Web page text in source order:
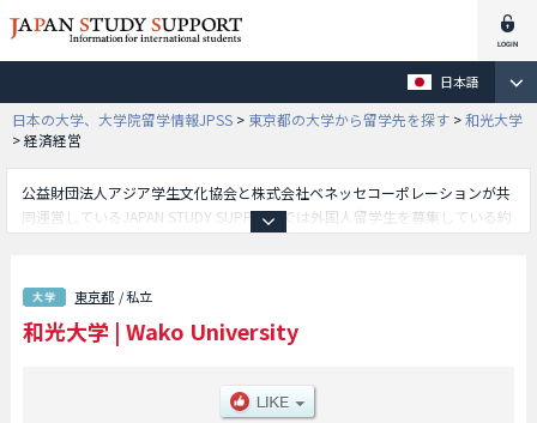
日本語
日本の大学、大学院留学情報JPSS > 東京都の大学から留学先を探す >和光大学
>経済経営
公益財団法人アジア学生文化協会と株式会社ベネッセコーポレーションが共
同運営しているJAPAN STUDY SUPPORTでは外国人留学生を募集している約
学部や経済経営学部等、学部別情報や、募集定員や合格者数など入試情報、
施設案内、アクセスなど外国人留学生に必要な情報を掲載しているので是非
ご利用ください。
東京都 / 私立
和光大学 | Wako University